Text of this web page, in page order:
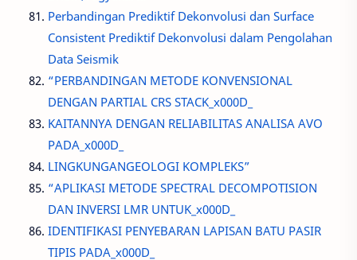
Perbandingan Prediktif Dekonvolusi dan Surface
Consistent Prediktif Dekonvolusi dalam Pengolahan
Data Seismik
“PERBANDINGAN METODE KONVENSIONAL
DENGAN PARTIAL CRS STACK_x000D_
KAITANNYA DENGAN RELIABILITAS ANALISA AVO
PADA_x000D_
LINGKUNGANGEOLOGI KOMPLEKS”
“APLIKASI METODE SPECTRAL DECOMPOTISION
DAN INVERSI LMR UNTUK_x000D_
IDENTIFIKASI PENYEBARAN LAPISAN BATU PASIR
TIPIS PADA_x000D_